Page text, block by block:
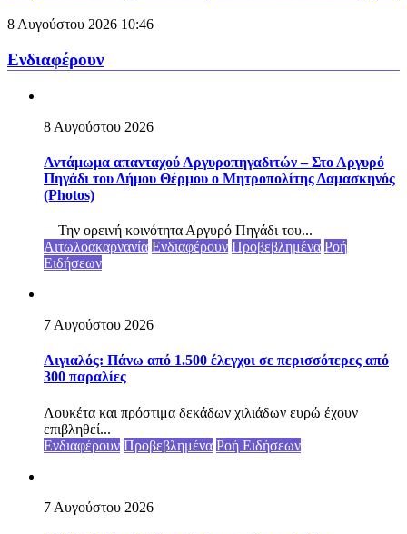
8 Αυγούστου 2026 10:46
Ενδιαφέρουν
8 Αυγούστου 2026
Αντάμωμα απανταχού Αργυροπηγαδιτών – Στο Αργυρό
Πηγάδι του Δήμου Θέρμου ο Μητροπολίτης Δαμασκηνός
(Photos)
Την ορεινή κοινότητα Αργυρό Πηγάδι του...
Αιτωλοακαρνανία Ενδιαφέρουν Προβεβλημένα Ροή
Ειδήσεων
7 Αυγούστου 2026
Αιγιαλός: Πάνω από 1.500 έλεγχοι σε περισσότερες από
300 παραλίες
Λουκέτα και πρόστιμα δεκάδων χιλιάδων ευρώ έχουν
επιβληθεί...
Ενδιαφέρουν Προβεβλημένα Ροή Ειδήσεων
7 Αυγούστου 2026